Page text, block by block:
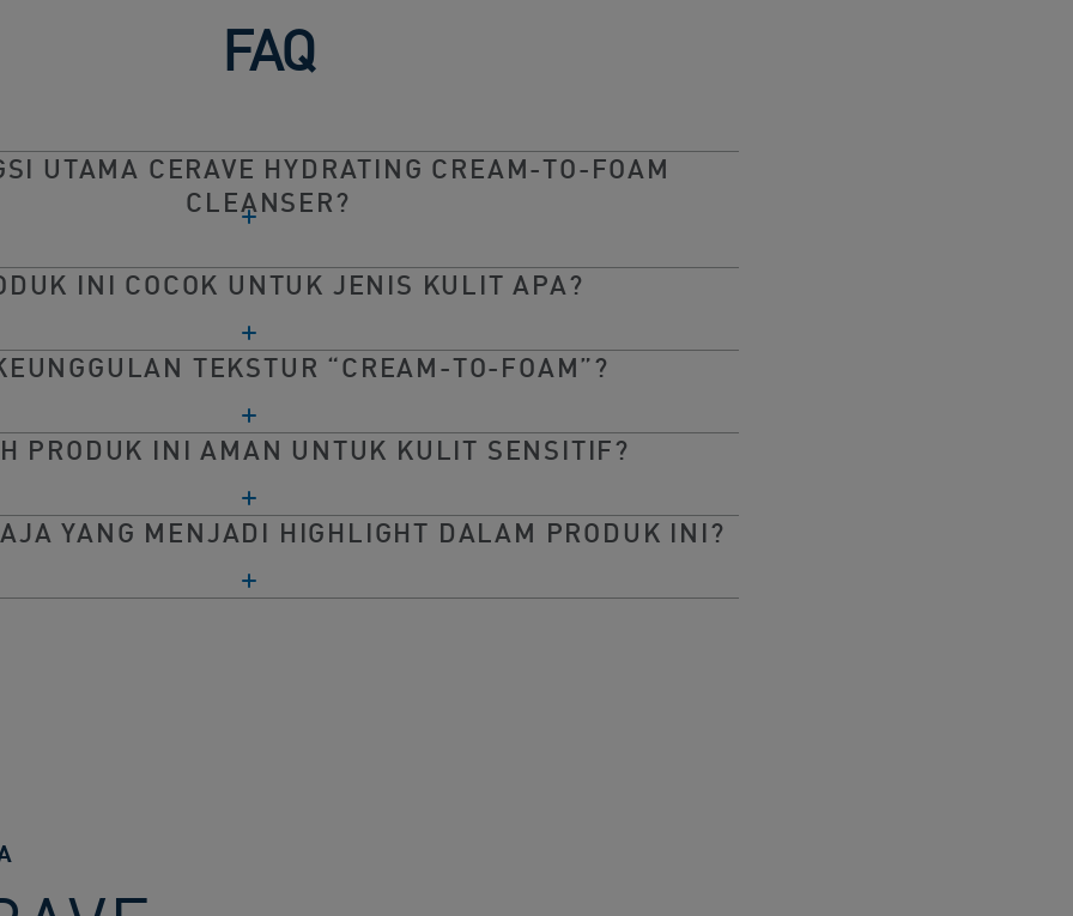
FAQ
UTAMA CERAVE HYDRATING CREAM-TO-FOAM
CLEANSER?
INI COCOK UNTUK JENIS KULIT APA?
TEKSTUR “CREAM-TO-FOAM”?
PRODUK INI AMAN UNTUK KULIT SENSITIF?
YANG MENJADI HIGHLIGHT DALAM PRODUK INI?